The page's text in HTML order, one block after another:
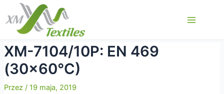
Przejdź
do
treści
XM-7104/10P: EN 469
(30×60°C)
Przez / 19 maja, 2019